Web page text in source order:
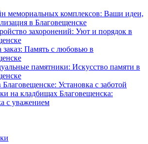
мемориальных комплексов: Ваши идеи,
в Благовещенске
захоронений: Уют и порядок в
заказ: Память с любовью в
памятники: Искусство памяти в
Установка с заботой
на кладбищах Благовещенска:
с уважением